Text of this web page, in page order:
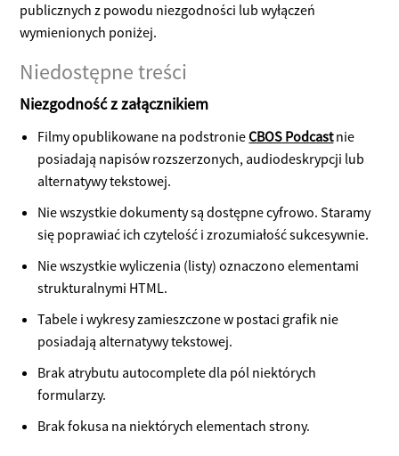
publicznych z powodu niezgodności lub wyłączeń
wymienionych poniżej.
Niedostępne treści
Niezgodność z załącznikiem
Filmy opublikowane na podstronieCBOS Podcastnie
posiadają napisów rozszerzonych, audiodeskrypcji lub
alternatywy tekstowej.
Nie wszystkie dokumenty są dostępne cyfrowo. Staramy
się poprawiać ich czytelość i zrozumiałość sukcesywnie.
Nie wszystkie wyliczenia (listy) oznaczono elementami
strukturalnymi HTML.
Tabele i wykresy zamieszczone w postaci grafik nie
posiadają alternatywy tekstowej.
Brak atrybutu autocomplete dla pól niektórych
formularzy.
Brak fokusa na niektórych elementach strony.